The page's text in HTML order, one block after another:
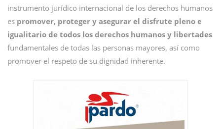
instrumento jurídico internacional de los derechos humanos
es promover, proteger y asegurar el disfrute pleno e
igualitario de todos los derechos humanos y libertades
fundamentales de todas las personas mayores, así como
promover el respeto de su dignidad inherente.